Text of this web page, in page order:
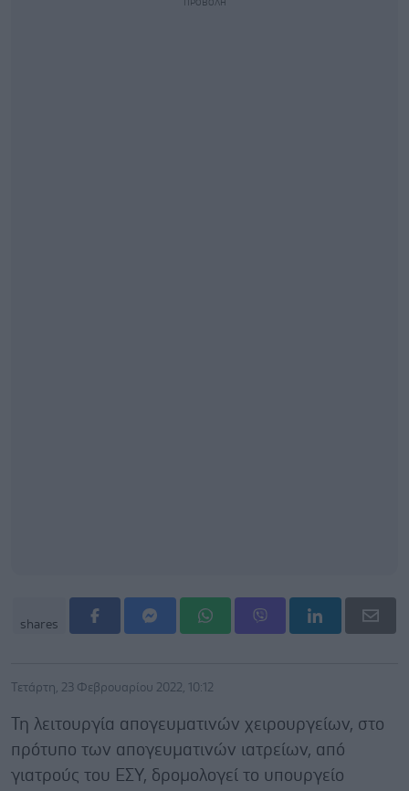
shares
Τετάρτη, 23 Φεβρουαρίου 2022, 10:12
Τη λειτουργία απογευματινών χειρουργείων, στο
πρότυπο των απογευματινών ιατρείων, από
γιατρούς του ΕΣΥ, δρομολογεί το υπουργείο